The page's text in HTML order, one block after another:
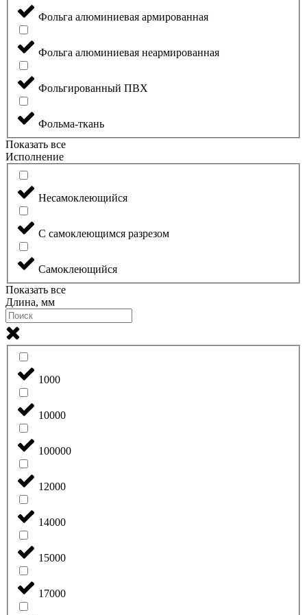
Фольга алюминиевая армированная
Фольга алюминиевая неармированная
Фольгированный ПВХ
Фольма-ткань
Показать все
Исполнение
Несамоклеющийся
С самоклеющимся разрезом
Самоклеющийся
Показать все
Длина, мм
1000
10000
100000
12000
14000
15000
17000